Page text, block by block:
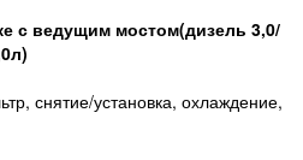
с ведущим мостом(дизель 3,0/
снятие/установка, охлаждение,